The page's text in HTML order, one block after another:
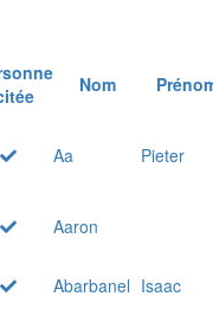
Nom
Aa Pieter
Aaron
Abarbanel Isaac